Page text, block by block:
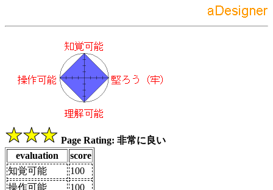
Page Rating: 非常に良い
evaluation
score
知覚可能
100
操作可能
100